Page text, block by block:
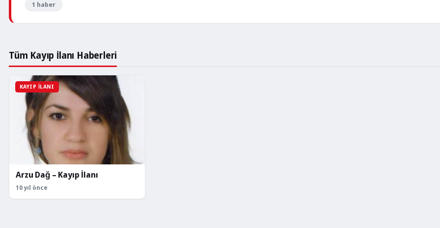
1 haber
Yayın
2016
ARZU
DAĞ
Cinsiyeti
Kadın
Yaşadığı
Yer
Türkiye
Kaybolduğu
Türkiye
Yaşı
Tüm Kayıp İlanı Haberleri
KAYIP İLANI
Arzu Dağ – Kayıp İlanı
10 yıl önce